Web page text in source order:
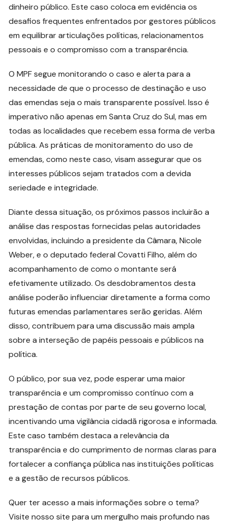
dinheiro público. Este caso coloca em evidência os
desafios frequentes enfrentados por gestores públicos
em equilibrar articulações políticas, relacionamentos
pessoais e o compromisso com a transparência.
O MPF segue monitorando o caso e alerta para a
necessidade de que o processo de destinação e uso
das emendas seja o mais transparente possível. Isso é
imperativo não apenas em Santa Cruz do Sul, mas em
todas as localidades que recebem essa forma de verba
pública. As práticas de monitoramento do uso de
emendas, como neste caso, visam assegurar que os
interesses públicos sejam tratados com a devida
seriedade e integridade.
Diante dessa situação, os próximos passos incluirão a
análise das respostas fornecidas pelas autoridades
envolvidas, incluindo a presidente da Câmara, Nicole
Weber, e o deputado federal Covatti Filho, além do
acompanhamento de como o montante será
efetivamente utilizado. Os desdobramentos desta
análise poderão influenciar diretamente a forma como
futuras emendas parlamentares serão geridas. Além
disso, contribuem para uma discussão mais ampla
sobre a interseção de papéis pessoais e públicos na
política.
O público, por sua vez, pode esperar uma maior
transparência e um compromisso contínuo com a
prestação de contas por parte de seu governo local,
incentivando uma vigilância cidadã rigorosa e informada.
Este caso também destaca a relevância da
transparência e do cumprimento de normas claras para
fortalecer a confiança pública nas instituições políticas
e a gestão de recursos públicos.
Quer ter acesso a mais informações sobre o tema?
Visite nosso site para um mergulho mais profundo nas